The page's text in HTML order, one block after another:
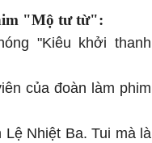
"Mộ tư từ":
"Kiêu khởi thanh
của đoàn làm phim
Nhiệt Ba. Tui mà là